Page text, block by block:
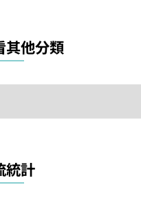
其他分類
統計